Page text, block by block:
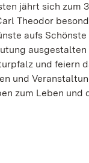
jährt sich zum
Theodor
aufs
und feiern
und
zum Leben